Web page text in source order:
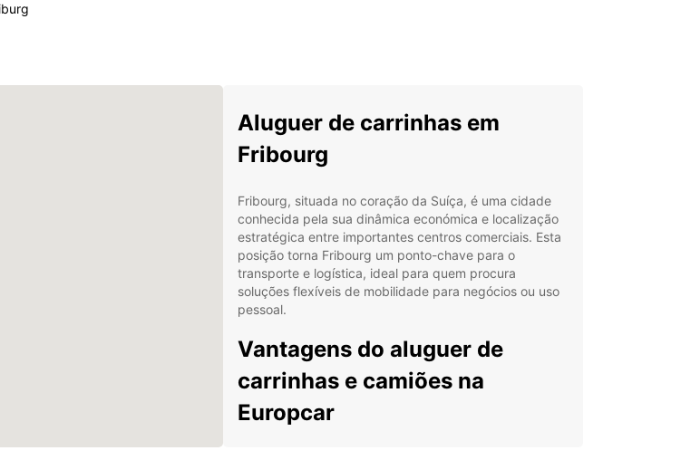
Aluguer de carrinhas em
Fribourg
Fribourg, situada no coração da Suíça, é uma cidade
conhecida pela sua dinâmica económica e localização
estratégica entre importantes centros comerciais. Esta
posição torna Fribourg um ponto-chave para o
transporte e logística, ideal para quem procura
soluções flexíveis de mobilidade para negócios ou uso
pessoal.
Vantagens do aluguer de
carrinhas e camiões na
Europcar